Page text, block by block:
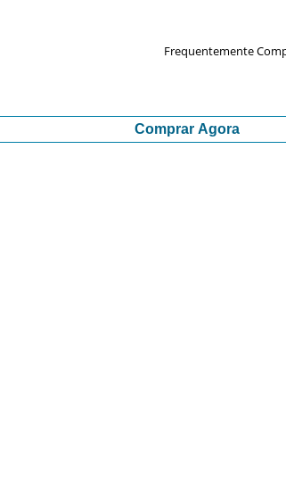
Frequentemente
Comprar Agora